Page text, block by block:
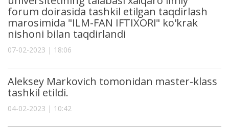
forum doirasida tashkil etilgan taqdirlash
marosimida "ILM-FAN IFTIXORI" ko'krak
nishoni bilan taqdirlandi
07-02-2023 | 18:06
Aleksey Markovich tomonidan master-klass
tashkil etildi.
04-02-2023 | 10:42